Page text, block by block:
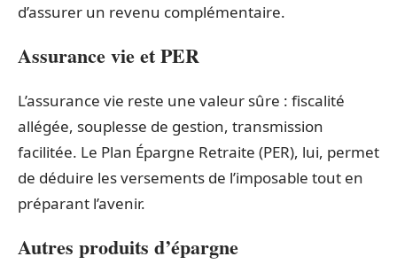
d’assurer un revenu complémentaire.
Assurance vie et PER
L’assurance vie reste une valeur sûre : fiscalité
allégée, souplesse de gestion, transmission
facilitée. Le Plan Épargne Retraite (PER), lui, permet
de déduire les versements de l’imposable tout en
préparant l’avenir.
Autres produits d’épargne